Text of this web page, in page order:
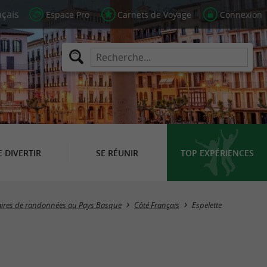
Espace Pro Carnets de Voyage Connexion
DIVERTIR SE RÉUNIR TOP EXPÉRIENCES
Masquer la carte
de randonnées au Pays Basque Côté Français Espelette